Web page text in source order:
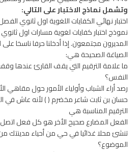
وتشمل نماذج الاختبار على التالي:
اختبار نهائي الكفايات اللغوية اول ثانوي
نموذج اختبار كفايات لغوية مسارات اول ثانوي ف1
المديرون مجتمعون. إذا أدخلنا حرفا ناسخا
الصياغة الصحيحة هي:
ما علامة الترقيم التي يقف القارئ عندها
النفس؟
رصد أراء الشباب وأولياء الأمور حول مقاهي
حسان بن ثابت شاعر مخضرم ( ) لأنه عاش في
الترقيم المناسبة هي
الفعل المضارع صحيح الأخر هو كل فعل اتصل
تنشئ محلا غذائيا في حي من أحياء مدينتك
الموضوع؟